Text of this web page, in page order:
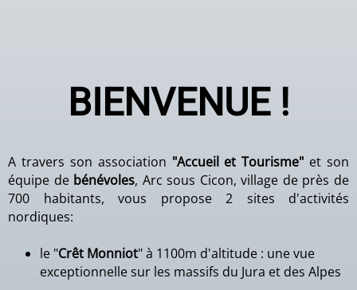
BIENVENUE !
A travers son association "Accueil et Tourisme" et son
équipe de bénévoles, Arc sous Cicon, village de près de
700 habitants, vous propose 2 sites d'activités
nordiques:
le "Crêt Monniot" à 1100m d'altitude : une vue
exceptionnelle sur les massifs du Jura et des Alpes